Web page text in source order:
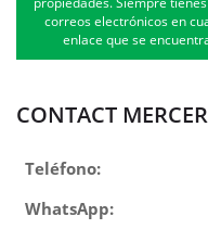
correos electrónicos en
enlace que se
CONTACT
Teléfono:
WhatsApp: